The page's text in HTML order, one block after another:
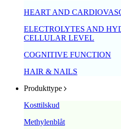
HEART AND
ELECTROLYTES AND
CELLULAR LEVEL
COGNITIVE FUNCTION
HAIR & NAILS
Produkttype
Kosttilskud
Methylenblåt